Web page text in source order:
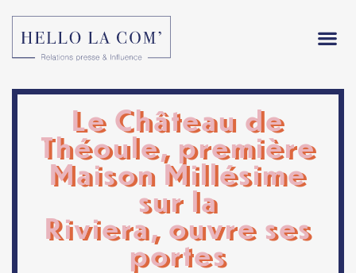
Le Château de
Théoule, première
Maison Millésime
sur la
Riviera, ouvre ses
portes